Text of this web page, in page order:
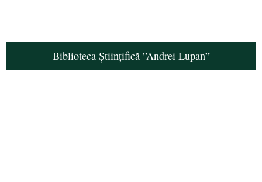
Biblioteca Științifică ”Andrei Lupan”